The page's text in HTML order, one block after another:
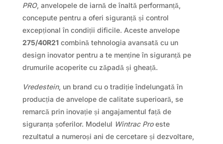
PRO, anvelopele de iarnă de înaltă performanță,
concepute pentru a oferi siguranță și control
excepțional în condiții dificile. Aceste anvelope
275/40R21 combină tehnologia avansată cu un
design inovator pentru a te menține în siguranță pe
drumurile acoperite cu zăpadă și gheață.
Vredestein, un brand cu o tradiție îndelungată în
producția de anvelope de calitate superioară, se
remarcă prin inovație și angajamentul față de
siguranța șoferilor. Modelul Wintrac Proeste
rezultatul a numeroși ani de cercetare și dezvoltare,